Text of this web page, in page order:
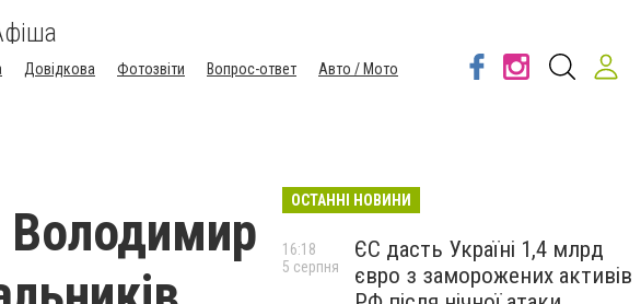
Довідкова Фотозвіти Вопрос-ответ
Авто / Мото
Володимир
ОСТАННІ НОВИНИ
ЄС дасть Україні 1,4 млрд
євро з заморожених активів
16:18
5 серпня